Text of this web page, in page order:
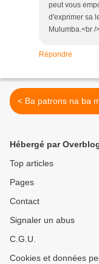
peut vous
d'exprimer sa
Mulumba.<br /
Répondre
< Ba patrons na ba
Hébergé par
Top articles
Pages
Contact
Signaler un abus
C.G.U.
Cookies et données